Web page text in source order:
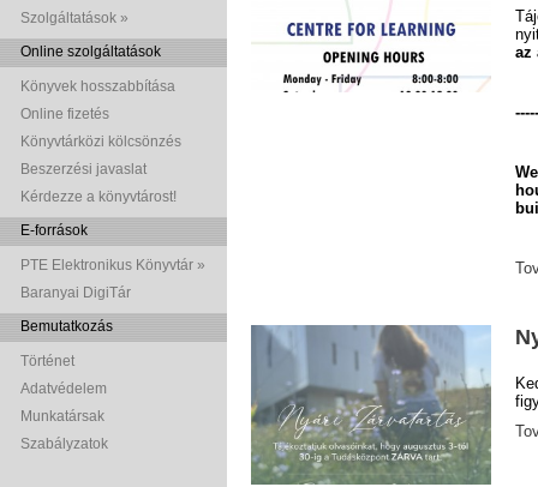
Szolgáltatások »
Online szolgáltatások
Könyvek hosszabbítása
Online fizetés
Könyvtárközi kölcsönzés
Beszerzési javaslat
Kérdezze a könyvtárost!
E-források
PTE Elektronikus Könyvtár »
Baranyai DigiTár
Bemutatkozás
Történet
Adatvédelem
Munkatársak
Szabályzatok
az